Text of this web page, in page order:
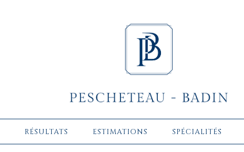
RÉSULTATS ESTIMATIONS SPÉCIALITÉS